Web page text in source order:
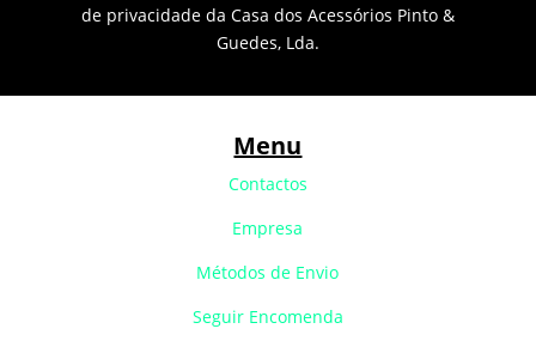
de privacidade da Casa dos Acessórios Pinto &
Guedes, Lda.
Menu
Contactos
Empresa
Métodos de Envio
Seguir Encomenda